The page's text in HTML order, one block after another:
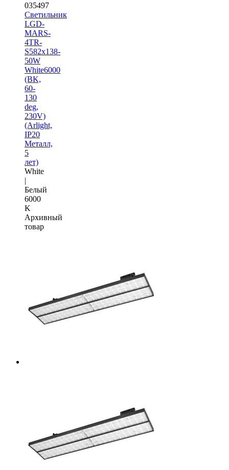
035497
Светильник
LGD-
MARS-
4TR-
S582x138-
50W
White6000
(BK,
60-
130
deg,
230V)
(Arlight,
IP20
Металл,
5
лет)
White
|
Белый
6000
K
Архивный
товар